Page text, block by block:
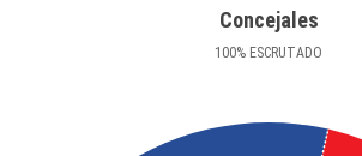
Concejales
100% ESCRUTADO